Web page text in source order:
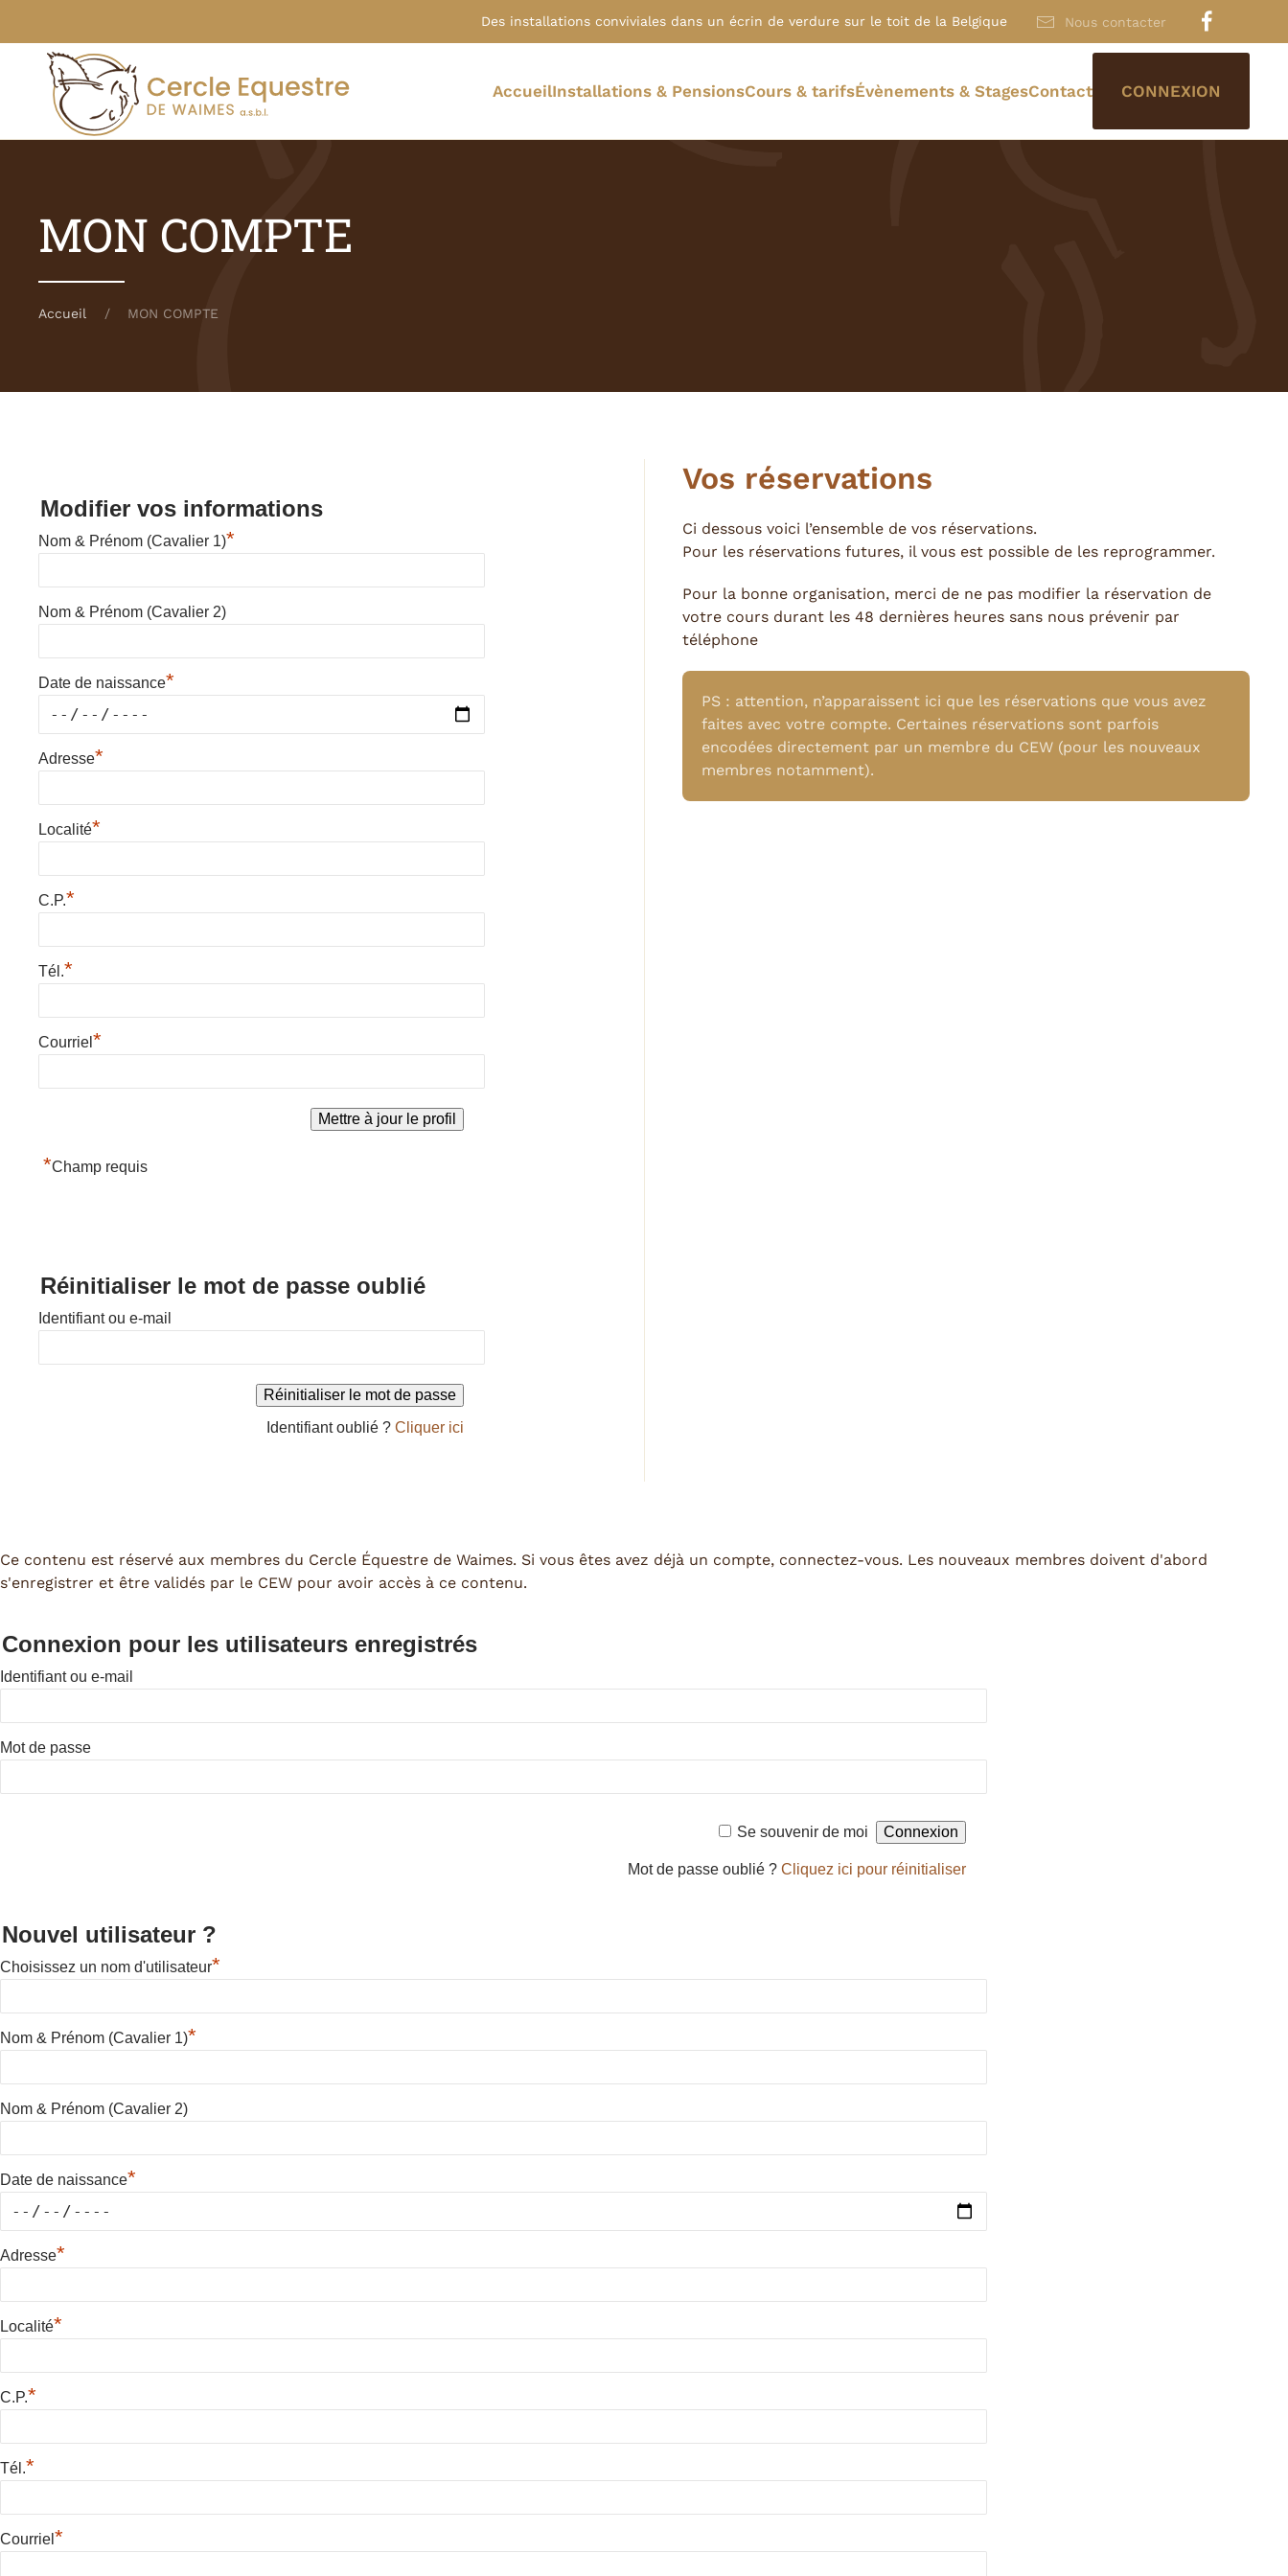
Skip to main content
Des installations conviviales dans un écrin de verdure sur le toit de la Belgique Nous contacter
AccueilInstallations & PensionsCours & tarifsÉvènements & StagesContact CONNEXION
MON COMPTE
Accueil MON COMPTE
Modifier vos informations
Nom & Prénom (Cavalier 1)*
Nom & Prénom (Cavalier 2)
Date de naissance*
Adresse*
Localité*
C.P.*
Tél.*
Courriel *
*Champ requis
Réinitialiser le mot de passe oublié
Identifiant ou e-mail
Identifiant oublié ? Cliquer ici
Vos réservations
Ci dessous voici l’ensemble de vos réservations.
Pour les réservations futures, il vous est possible de les reprogrammer.
Pour la bonne organisation, merci de ne pas modifier la réservation de
votre cours durant les 48 dernières heures sans nous prévenir par
téléphone
PS : attention, n’apparaissent ici que les réservations que vous avez
faites avec votre compte. Certaines réservations sont parfois
encodées directement par un membre du CEW (pour les nouveaux
membres notamment).
Ce contenu est réservé aux membres du Cercle Équestre de Waimes. Si vous êtes avez déjà un compte, connectez-vous. Les nouveaux membres doivent d'abord
s'enregistrer et être validés par le CEW pour avoir accès à ce contenu.
Connexion pour les utilisateurs enregistrés
Identifiant ou e-mail
Mot de passe
Se souvenir de moi
Mot de passe oublié ? Cliquez ici pour réinitialiser
Nouvel utilisateur ?
Choisissez un nom d'utilisateur*
Nom & Prénom (Cavalier 1)*
Nom & Prénom (Cavalier 2)
Date de naissance*
Adresse*
Localité*
C.P.*
Tél.*
Courriel *